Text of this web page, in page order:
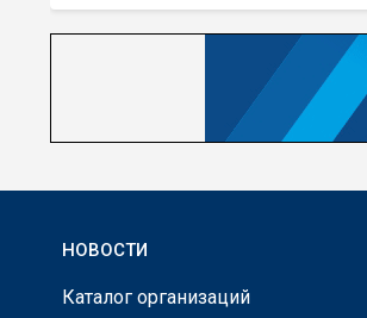
НОВОСТИ
Каталог организаций